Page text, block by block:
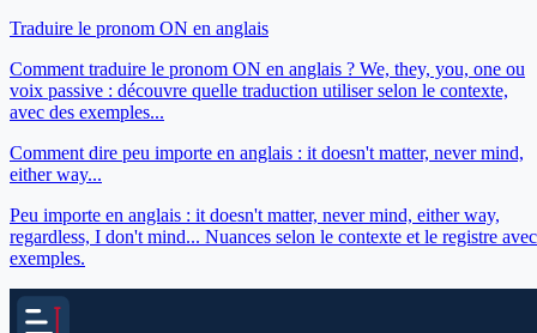
Traduire le pronom ON en anglais
Comment traduire le pronom ON en anglais ? We, they, you, one ou
voix passive : découvre quelle traduction utiliser selon le contexte,
avec des exemples...
Comment dire peu importe en anglais : it doesn't matter, never mind,
either way...
Peu importe en anglais : it doesn't matter, never mind, either way,
regardless, I don't mind... Nuances selon le contexte et le registre avec
exemples.